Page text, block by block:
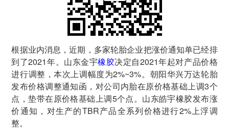
根据业内消息，近期，多家轮胎企业把涨价通知单已经排
到了2021年。山东金宇橡胶决定自2021年起对产品价格
进行调整，本次上调幅度为2%~3%。朝阳华兴万达轮胎
发布价格调整通知函，对公司内胎在原价格基础上调3个
点，垫带在原价格基础上调5个点。山东皓宇橡胶发布涨
价通知，对生产的TBR产品全系列价格进行2%上浮调
整。